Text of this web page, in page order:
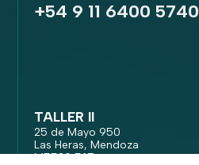
+54 9 11 6400 5740
TALLER II
25 de Mayo 950
Las Heras, Mendoza
M5539 EAT